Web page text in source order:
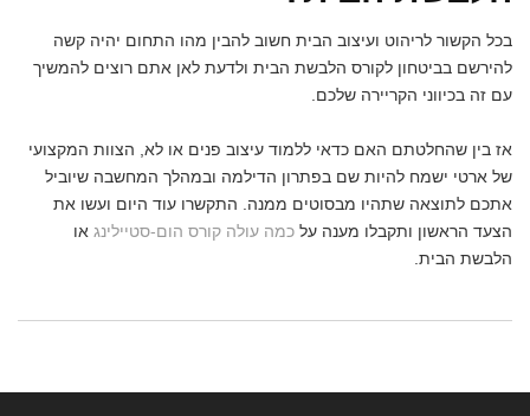
בכל הקשור לריהוט ועיצוב הבית חשוב להבין מהו התחום יהיה קשה
להירשם בביטחון לקורס הלבשת הבית ולדעת לאן אתם רוצים להמשיך
עם זה בכיווני הקריירה שלכם.
אז בין שהחלטתם האם כדאי ללמוד עיצוב פנים או לא, הצוות המקצועי
של ארטי ישמח להיות שם בפתרון הדילמה ובמהלך המחשבה שיוביל
אתכם לתוצאה שתהיו מבסוטים ממנה. התקשרו עוד היום ועשו את
הצעד הראשון ותקבלו מענה על כמה עולה קורס הום-סטיילינג או
הלבשת הבית.